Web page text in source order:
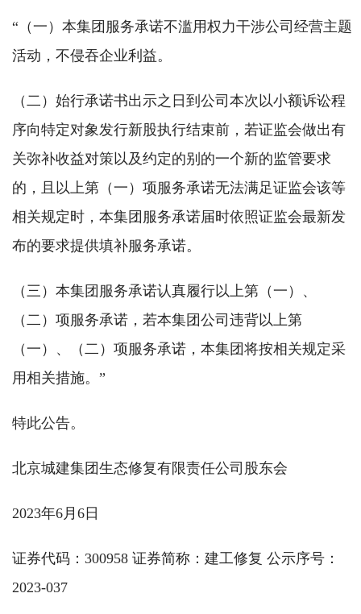
“（一）本集团服务承诺不滥用权力干涉公司经营主题
活动，不侵吞企业利益。
（二）始行承诺书出示之日到公司本次以小额诉讼程
序向特定对象发行新股执行结束前，若证监会做出有
关弥补收益对策以及约定的别的一个新的监管要求
的，且以上第（一）项服务承诺无法满足证监会该等
相关规定时，本集团服务承诺届时依照证监会最新发
布的要求提供填补服务承诺。
（三）本集团服务承诺认真履行以上第（一）、
（二）项服务承诺，若本集团公司违背以上第
（一）、（二）项服务承诺，本集团将按相关规定采
用相关措施。”
特此公告。
北京城建集团生态修复有限责任公司股东会
2023年6月6日
证券代码：300958 证券简称：建工修复 公示序号：
2023-037